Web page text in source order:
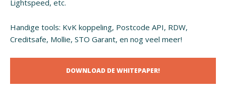
Lightspeed, etc.
Handige tools: KvK koppeling, Postcode API, RDW,
Creditsafe, Mollie, STO Garant, en nog veel meer!
DOWNLOAD DE WHITEPAPER!